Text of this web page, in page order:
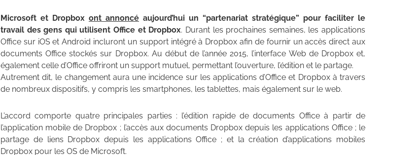
Microsoft et Dropbox ont annoncé aujourd’hui un “partenariat stratégique” pour faciliter le
travail des gens qui utilisent Office et Dropbox. Durant les prochaines semaines, les applications
Office sur iOS et Android incluront un support intégré à Dropbox afin de fournir un accès direct aux
documents Office stockés sur Dropbox. Au début de l’année 2015, l’interface Web de Dropbox et,
également celle d’Office offriront un support mutuel, permettant l’ouverture, l’édition et le partage.
Autrement dit, le changement aura une incidence sur les applications d’Office et Dropbox à travers
de nombreux dispositifs, y compris les smartphones, les tablettes, mais également sur le web.
L’accord comporte quatre principales parties : l’édition rapide de documents Office à partir de
l’application mobile de Dropbox ; l’accès aux documents Dropbox depuis les applications Office ; le
partage de liens Dropbox depuis les applications Office ; et la création d’applications mobiles
Dropbox pour les OS de Microsoft.